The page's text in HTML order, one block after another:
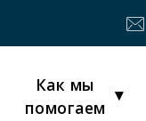
Как мы
помогаем